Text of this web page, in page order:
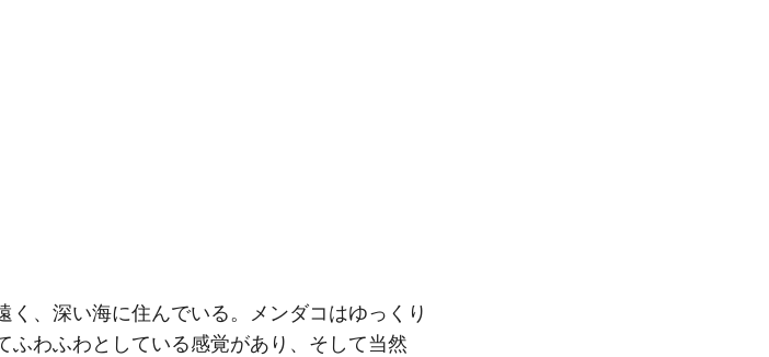
、深い海に住んでいる。メンダコはゆっくり
ふわふわとしている感覚があり、そして当然